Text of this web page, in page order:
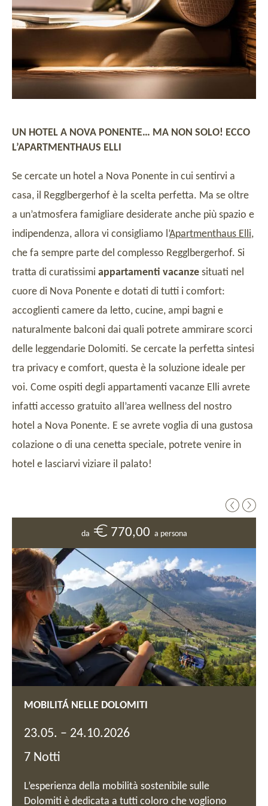
UN HOTEL A NOVA PONENTE… MA NON SOLO! ECCO
L’APARTMENTHAUS ELLI
Se cercate un hotel a Nova Ponente in cui sentirvi a
casa, il Regglbergerhof è la scelta perfetta. Ma se oltre
a un’atmosfera famigliare desiderate anche più spazio e
indipendenza, allora vi consigliamo l’Apartmenthaus Elli,
che fa sempre parte del complesso Regglbergerhof. Si
tratta di curatissimi appartamenti vacanze situati nel
cuore di Nova Ponente e dotati di tutti i comfort:
accoglienti camere da letto, cucine, ampi bagni e
naturalmente balconi dai quali potrete ammirare scorci
delle leggendarie Dolomiti. Se cercate la perfetta sintesi
tra privacy e comfort, questa è la soluzione ideale per
voi. Come ospiti degli appartamenti vacanze Elli avrete
infatti accesso gratuito all’area wellness del nostro
hotel a Nova Ponente. E se avrete voglia di una gustosa
colazione o di una cenetta speciale, potrete venire in
hotel e lasciarvi viziare il palato!
da 950,00 a persona
GOLF IN ALTO ADIGE
22.05. – 24.10.2026
7 Notti
Vivete giornate indimenticabili all'insegna del golf
circondati dall'imponente paesaggio montano
da 770,00 a persona
MOBILITÁ NELLE DOLOMITI
23.05. – 24.10.2026
7 Notti
L’esperienza della mobilità sostenibile sulle
Dolomiti è dedicata a tutti coloro che vogliono